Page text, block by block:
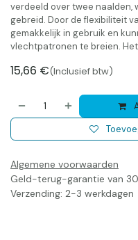
verdeeld over twee naalden,
gebreid. Door de flexibiliteit
gemakkelijk in gebruik en
vlechtpatronen te breien.
15,66 €(Inclusief btw)
Algemene voorwaarden
Geld-terug-garantie van
Verzending: 2-3 werkdagen